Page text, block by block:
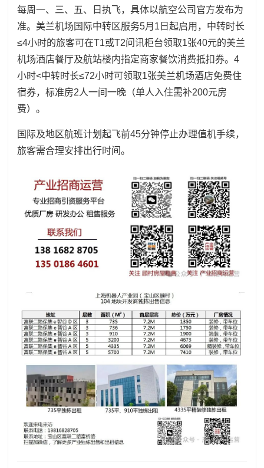
每周一、三、五、日执飞，具体以航空公司官方发布为
准。美兰机场国际中转区服务5月1日起启用，中转时长
≤4小时的旅客可在T1或T2问讯柜台领取1张40元的美兰
机场酒店餐厅及航站楼内指定商家餐饮消费抵扣券。4
小时<中转时长≤72小时可领取1张美兰机场酒店免费住
宿券，标准房2人一间一晚（单人入住需补200元房
费）。
国际及地区航班计划起飞前45分钟停止办理值机手续，
旅客需合理安排出行时间。